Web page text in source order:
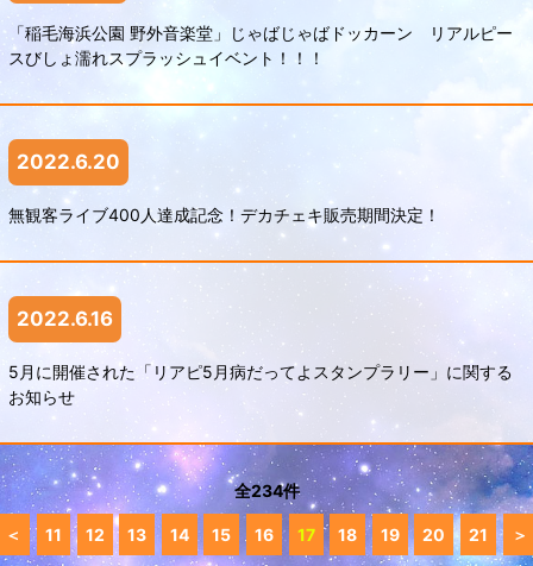
「稲毛海浜公園 野外音楽堂」じゃばじゃばドッカーン リアルピー
スびしょ濡れスプラッシュイベント！！！
2022.6.20
無観客ライブ400人達成記念！デカチェキ販売期間決定！
2022.6.16
5月に開催された「リアピ5月病だってよスタンプラリー」に関する
お知らせ
全234件
＜ 11 12 13 14 15 16 17 18 19 20 21 ＞